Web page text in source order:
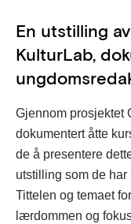
En utstilling
KulturLab,
Gjennom prosjektet
dokumentert åtte
de å presentere
utstilling som de har
Tittelen og temaet
lærdommen og